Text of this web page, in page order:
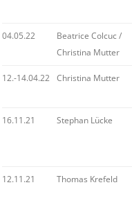
04.05.22
Beatrice Colcuc /
Christina Mutter
12.-14.04.22 Christina Mutter
16.11.21 Stephan Lücke
12.11.21 Thomas Krefeld